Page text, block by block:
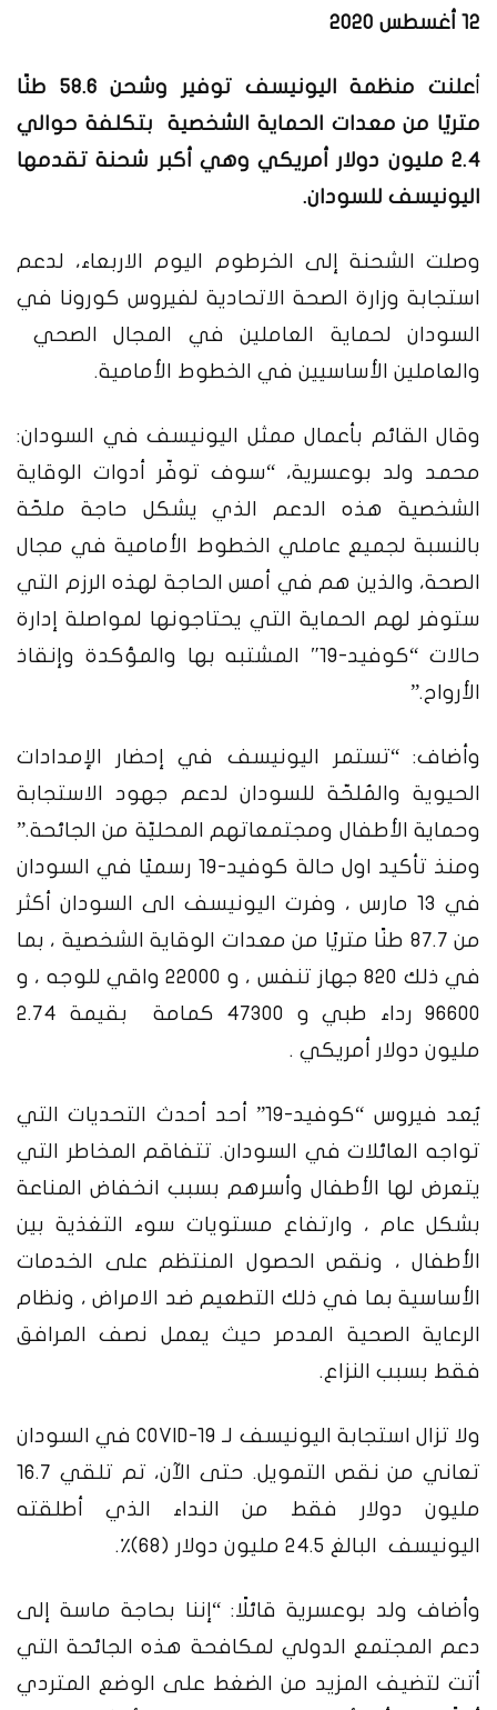
12 أغسطس 2020
أ
علنت منظمة اليونيسف توفير وشحن 58.6 طنًا
متريًا من معدات الحماية الشخصية بتكلفة حوالي
2.4 مليون دولار أمريكي وهي أكبر شحنة تقدمها
اليونيسف للسودان.
وصلت الشحنة إلى الخرطوم اليوم الاربعاء، لدعم
استجابة وزارة الصحة الاتحادية لفيروس كورونا في
السودان لحماية العاملين في المجال الصحي
والعاملين الأساسيين في الخطوط الأمامية.
وقال القائم بأعمال ممثل اليونيسف في السودان:
محمد ولد بوعسرية، “سوف توفّر أدوات الوقاية
الشخصية هذه الدعم الذي يشكل حاجة ملحّة
بالنسبة لجميع عاملي الخطوط الأمامية في مجال
الصحة، والذين هم في أمس الحاجة لهذه الرزم التي
ستوفر لهم الحماية التي يحتاجونها لمواصلة إدارة
حالات “كوفيد-19″ المشتبه بها والمؤكدة وإنقاذ
الأرواح.”
وأضاف: “تستمر اليونيسف في إحضار الإمدادات
الحيوية والمُلحّة للسودان لدعم جهود الاستجابة
وحماية الأطفال ومجتمعاتهم المحليّة من الجائحة.”
ومنذ تأكيد اول حالة كوفيد-19 رسميًا في السودان
في 13 مارس ، وفرت اليونيسف الى السودان أكثر
من 87.7 طنًا متريًا من معدات الوقاية الشخصية ، بما
في ذلك 820 جهاز تنفس ، و 22000 واقي للوجه ، و
96600 رداء طبي و 47300 كمامة بقيمة 2.74
مليون دولار أمريكي .
يُعد فيروس “كوفيد-19” أحد أحدث التحديات التي
تواجه العائلات في السودان. تتفاقم المخاطر التي
يتعرض لها الأطفال وأسرهم بسبب انخفاض المناعة
بشكل عام ، وارتفاع مستويات سوء التغذية بين
الأطفال ، ونقص الحصول المنتظم على الخدمات
الأساسية بما في ذلك التطعيم ضد الامراض ، ونظام
الرعاية الصحية المدمر حيث يعمل نصف المرافق
فقط بسبب النزاع.
ولا تزال استجابة اليونيسف لـ COVID-19 في السودان
تعاني من نقص التمويل. حتى الآن، تم تلقي 16.7
مليون دولار فقط من النداء الذي أطلقته
اليونيسف البالغ 24.5 مليون دولار (68)٪.
وأضاف ولد بوعسرية قائلًا: “إننا بحاجة ماسة إلى
دعم المجتمع الدولي لمكافحة هذه الجائحة التي
أتت لتضيف المزيد من الضغط على الوضع المتردي